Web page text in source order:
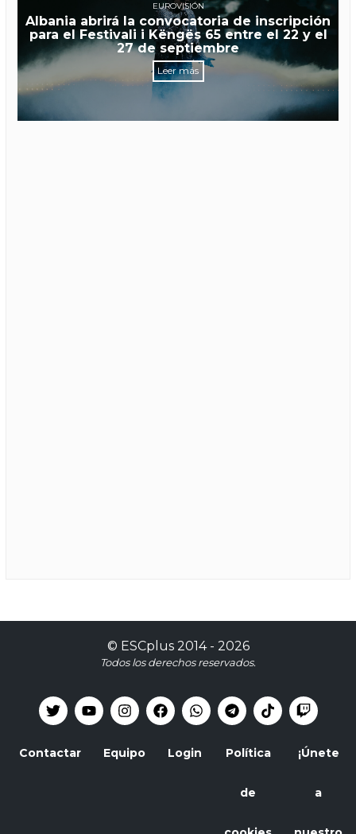
EUROVISIÓN
Albania abrirá la convocatoria de inscripción
para el Festivali i Këngës 65 entre el 22 y el
27 de septiembre
Leer más
© ESCplus2014 - 2026
Todos los derechos reservados.
Contactar Equipo Login Política
de
¡Únete
a